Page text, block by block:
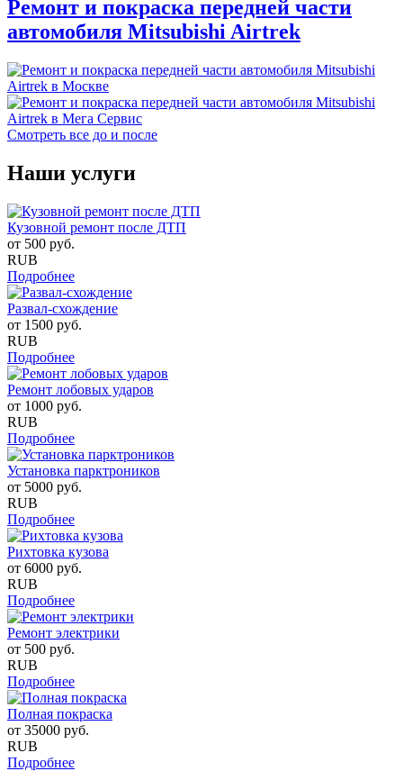
Ремонт и покраска передней части
автомобиля Mitsubishi Airtrek
Смотреть все до и после
Наши услуги
Кузовной ремонт после ДТП
от 500 руб.
RUB
Подробнее
Развал-схождение
от 1500 руб.
RUB
Подробнее
Ремонт лобовых ударов
от 1000 руб.
RUB
Подробнее
Установка парктроников
от 5000 руб.
RUB
Подробнее
Рихтовка кузова
от 6000 руб.
RUB
Подробнее
Ремонт электрики
от 500 руб.
RUB
Подробнее
Полная покраска
от 35000 руб.
RUB
Подробнее